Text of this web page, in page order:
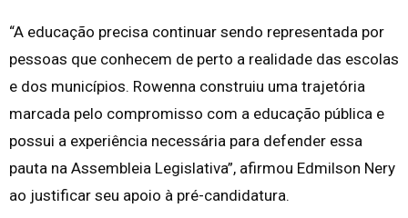
“A educação precisa continuar sendo representada por
pessoas que conhecem de perto a realidade das escolas
e dos municípios. Rowenna construiu uma trajetória
marcada pelo compromisso com a educação pública e
possui a experiência necessária para defender essa
pauta na Assembleia Legislativa”, afirmou Edmilson Nery
ao justificar seu apoio à pré-candidatura.